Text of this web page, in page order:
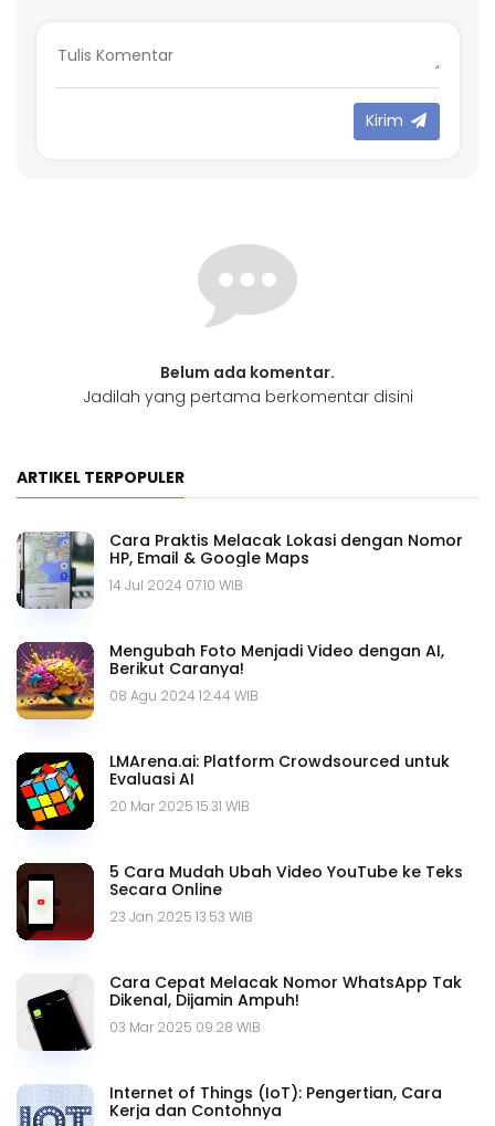
Kirim
Belum ada komentar.
Jadilah yang pertama berkomentar disini
ARTIKEL TERPOPULER
Cara Praktis Melacak Lokasi dengan Nomor
HP, Email & Google Maps
14 Jul 2024 07.10 WIB
Mengubah Foto Menjadi Video dengan AI,
Berikut Caranya!
08 Agu 2024 12.44 WIB
LMArena.ai: Platform Crowdsourced untuk
Evaluasi AI
20 Mar 2025 15.31 WIB
5 Cara Mudah Ubah Video YouTube ke Teks
Secara Online
23 Jan 2025 13.53 WIB
Cara Cepat Melacak Nomor WhatsApp Tak
Dikenal, Dijamin Ampuh!
03 Mar 2025 09.28 WIB
Internet of Things (IoT): Pengertian, Cara
Kerja dan Contohnya